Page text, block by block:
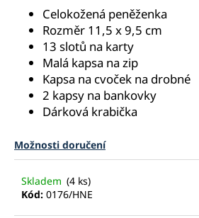
hvězdiček.Celokožená peněženka
Rozměr 11,5 x 9,5 cm
13 slotů na karty
Malá kapsa na zip
Kapsa na cvoček na drobné
2 kapsy na bankovky
Dárková krabička
Možnosti doručení
Skladem (4 ks)
Kód: 0176/HNE
HLEDAT
o
r
u